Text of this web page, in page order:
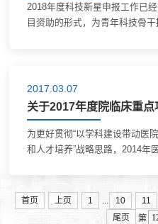
2018年度科技新星申报工作已
目资助的形式，为青年科技骨
2017.03.07
关于2017年度院临床重点
为更好贯彻“以学科建设带动医
和人才培养”战略思路，2014年
首页 上页 1 10 11
尾页
第